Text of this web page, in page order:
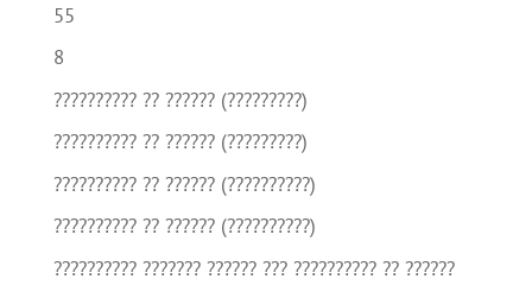
55
8
?????????? ?? ?????? (?????????)
?????????? ?? ?????? (?????????)
?????????? ?? ?????? (??????????)
?????????? ?? ?????? (??????????)
?????????? ??????? ?????? ??? ?????????? ?? ??????